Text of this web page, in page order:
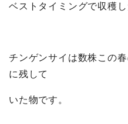
ベストタイミングで収穫
チンゲンサイは数株この
に残して
いた物です。